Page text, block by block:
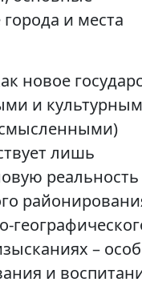
и места
новое
и
лишь
реальность
–
и